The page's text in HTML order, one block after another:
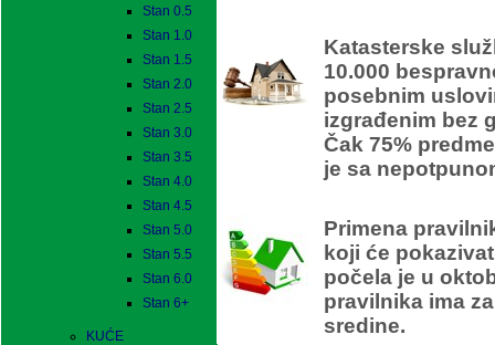
Stan 0.5
Stan 1.0
Stan 1.5
Stan 2.0
Stan 2.5
Stan 3.0
Stan 3.5
Stan 4.0
Stan 4.5
Stan 5.0
Stan 5.5
Stan 6.0
Stan 6+
KUĆE
Katasterske
10.000
posebnim
izgrađenim bez
Čak 75%
je sa
Primena
koji će
počela je u
pravilnika ima
sredine.